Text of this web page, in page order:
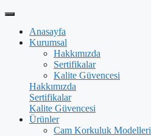
Anasayfa
Kurumsal
Hakkımızda
Sertifikalar
Kalite Güvencesi
Hakkımızda
Sertifikalar
Kalite Güvencesi
Ürünler
Cam Korkuluk Modelleri